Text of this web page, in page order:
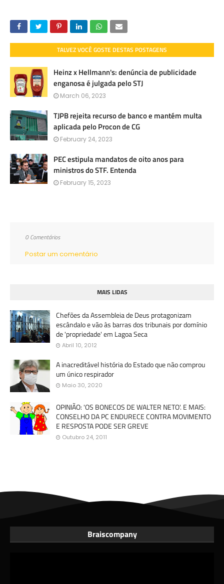
TALVEZ VOCÊ GOSTE DESTAS POSTAGENS
Heinz x Hellmann's: denúncia de publicidade
enganosa é julgada pelo STJ
March 06, 2023
TJPB rejeita recurso de banco e mantém multa
aplicada pelo Procon de CG
February 24, 2023
PEC estipula mandatos de oito anos para
ministros do STF. Entenda
February 15, 2023
0 Comentários
Postar um comentário
MAIS LIDAS
Chefões da Assembleia de Deus protagonizam
escândalo e vão às barras dos tribunais por domínio
de 'propriedade' em Lagoa Seca
Abril 10, 2012
A inacreditável história do Estado que não comprou
um único respirador
Maio 30, 2020
OPINIÃO: 'OS BONECOS DE WALTER NETO'. E MAIS:
CONSELHO DA PC ENDURECE CONTRA MOVIMENTO
E RESPOSTA PODE SER GREVE
Outubro 24, 2011
Braiscompany